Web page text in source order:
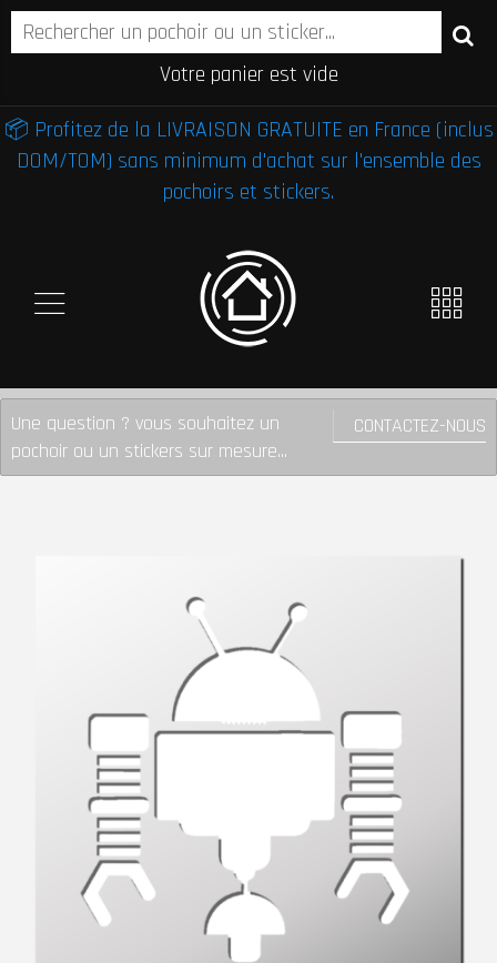
Votre panier est vide
📦 Profitez de la LIVRAISON GRATUITE en France (inclus
DOM/TOM) sans minimum d'achat sur l'ensemble des
pochoirs et stickers.
CONTACTEZ-NOUS
Une question ? vous souhaitez un
pochoir ou un stickers sur mesure...